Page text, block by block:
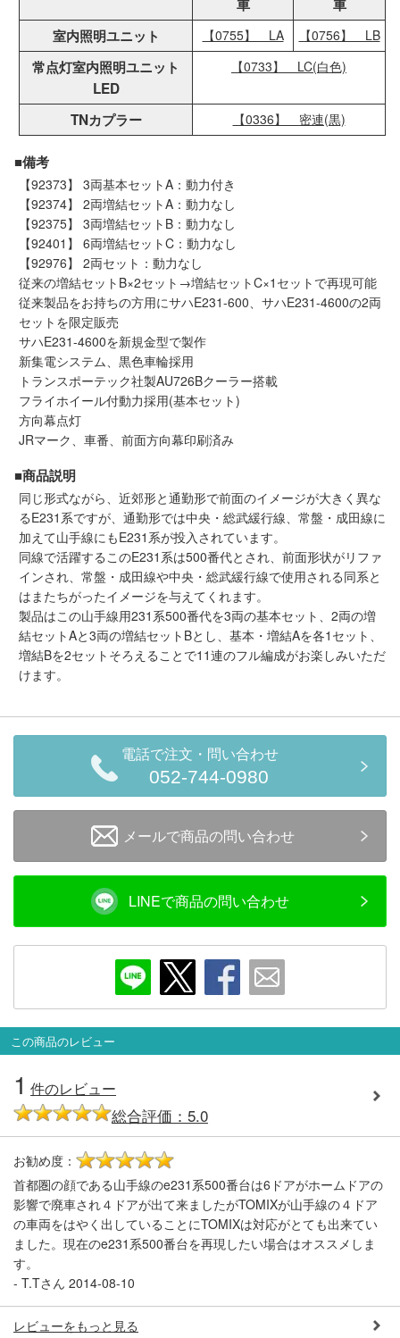
車
車
室内照明ユニット
【0755】 LA 【0756】 LB
常点灯室内照明ユニット
LED
【0733】 LC(白色)
TNカプラー 【0336】 密連(黒)
■備考
【92373】 3両基本セットA：動力付き
【92374】 2両増結セットA：動力なし
【92375】 3両増結セットB：動力なし
【92401】 6両増結セットC：動力なし
【92976】 2両セット：動力なし
従来の増結セットB×2セット→増結セットC×1セットで再現可能
従来製品をお持ちの方用にサハE231-600、サハE231-4600の2両
セットを限定販売
サハE231-4600を新規金型で製作
新集電システム、黒色車輪採用
トランスポーテック社製AU726Bクーラー搭載
フライホイール付動力採用(基本セット)
方向幕点灯
JRマーク、車番、前面方向幕印刷済み
■商品説明
同じ形式ながら、近郊形と通勤形で前面のイメージが大きく異な
るE231系ですが、通勤形では中央・総武緩行線、常盤・成田線に
加えて山手線にもE231系が投入されています。
同線で活躍するこのE231系は500番代とされ、前面形状がリファ
インされ、常盤・成田線や中央・総武緩行線で使用される同系と
はまたちがったイメージを与えてくれます。
製品はこの山手線用231系500番代を3両の基本セット、2両の増
結セットAと3両の増結セットBとし、基本・増結Aを各1セット、
増結Bを2セットそろえることで11連のフル編成がお楽しみいただ
けます。
電話で注文・問い合わせ
052-744-0980
メールで商品の問い合わせ
LINEで商品の問い合わせ
この商品のレビュー
1 件のレビュー
総合評価：5.0
お勧め度：
首都圏の顔である山手線のe231系500番台は6ドアがホームドアの
影響で廃車され４ドアが出て来ましたがTOMIXが山手線の４ドア
の車両をはやく出していることにTOMIXは対応がとても出来てい
ました。現在のe231系500番台を再現したい場合はオススメしま
す。
- T.Tさん 2014-08-10
レビューをもっと見る